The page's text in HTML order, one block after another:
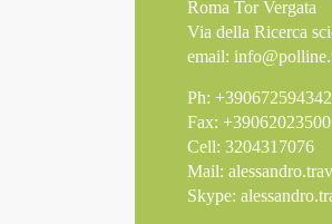
Roma Tor Vergata
Via della Ricerca
email:
Ph:
Fax: +39062023500
Cell: 3204317076
Mail:
Skype: